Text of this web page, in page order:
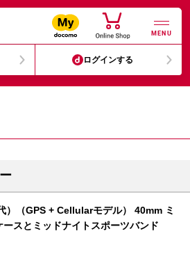
MENU
ログインする
（GPS + Cellularモデル） 40mm ミ
スとミッドナイトスポーツバンド